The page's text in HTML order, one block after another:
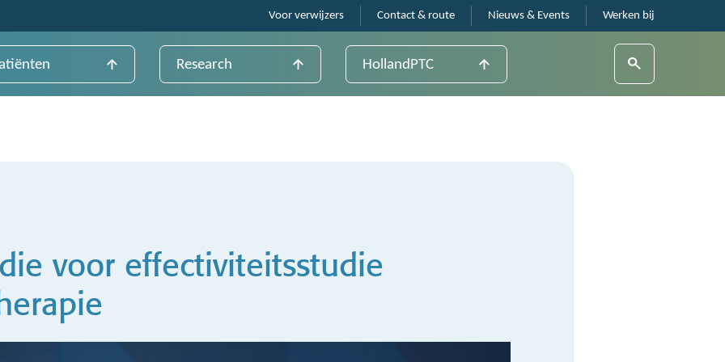
Voor verwijzers Contact & route Nieuws & Events Werken bij
Research HollandPTC
voor effectiviteitsstudie